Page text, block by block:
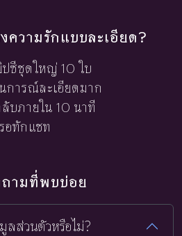
ความรักแบบละเอียด?
ซีชุดใหญ่ 10 ใบ
การณ์ละเอียดมาก
บภายใน 10 นาที
อทักแชท
ถามที่พบบ่อย
ลส่วนตัวหรือไม่?